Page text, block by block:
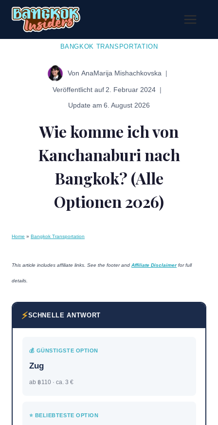
Zum
Inhalt
springen
BANGKOK TRANSPORTATION
Von AnaMarija Mishachkovska
Veröffentlicht auf 2. Februar 2024
Update am 6. August 2026
Wie komme ich von
Kanchanaburi nach
Bangkok? (Alle
Optionen 2026)
Home » Bangkok Transportation
This article includes affiliate links. See the footer and Affiliate Disclaimerfor full
details.
⚡SCHNELLE ANTWORT
💰 GÜNSTIGSTE OPTION
Zug
ab ฿110 · ca. 3 €
⭐ BELIEBTESTE OPTION